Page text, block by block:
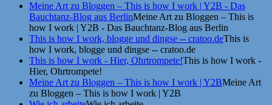
Meine Art zu Bloggen – This is how I work | Y2B - Das
Bauchtanz-Blog aus BerlinMeine Art zu Bloggen – This is
how I work | Y2B - Das Bauchtanz-Blog aus Berlin
This is how I work, blogge und dingse -- cratoo.deThis is
how I work, blogge und dingse -- cratoo.de
This is how I work - Hier, Ohrtrompete!This is how I work -
Hier, Ohrtrompete!
Meine Art zu Bloggen – This is how I work | Y2BMeine Art
zu Bloggen – This is how I work | Y2B